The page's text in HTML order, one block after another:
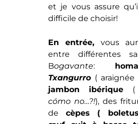
Comme vous aurez
goûter, le mieux